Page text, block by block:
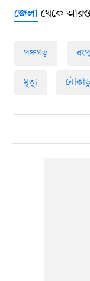
জেলাথেকে
পঞ্চগড়
মৃত্যু